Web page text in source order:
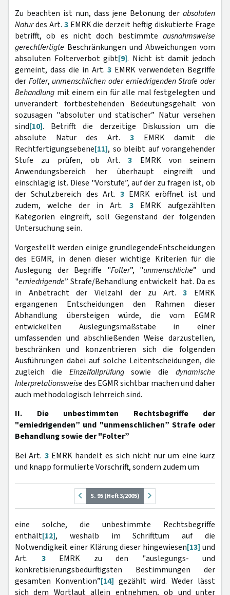
Zu beachten ist nun, dass jene Betonung der absoluten
Naturdes Art. 3EMRK die derzeit heftig diskutierte Frage
betrifft, ob es nicht doch bestimmte ausnahmsweise
gerechtfertigte Beschränkungen und Abweichungen vom
absoluten Folterverbot gibt[9]. Nicht ist damit jedoch
gemeint, dass die in Art.3 EMRK verwendeten Begriffe
der Folter,unmenschlichen oder erniedrigenden Strafe oder
Behandlung mit einem ein für alle mal festgelegten und
unverändert fortbestehenden Bedeutungsgehalt von
sozusagen "absoluter und statischer” Natur versehen
sind[10]. Betrifft die derzeitige Diskussion um die
absolute Natur des Art. 3EMRK damit die
Rechtfertigungsebene[11], so bleibt auf vorangehender
Stufe zu prüfen, ob Art.3 EMRK von seinem
Anwendungsbereich her überhaupt eingreift und
einschlägig ist. Diese "Vorstufe”, auf der zu fragen ist, ob
der Schutzbereich des Art. 3 EMRK eröffnet ist und
zudem, welche der in Art. 3 EMRK aufgezählten
Kategorien eingreift, soll Gegenstand der folgenden
Untersuchung sein.
Vorgestellt werden einige grundlegendeEntscheidungen
des EGMR, in denen dieser wichtige Kriterien für die
Auslegung der Begriffe "Folter”, "unmenschliche” und
"erniedrigende” Strafe/Behandlung entwickelt hat. Da es
in Anbetracht der Vielzahl der zu Art.3 EMRK
ergangenen Entscheidungen den Rahmen dieser
Abhandlung übersteigen würde, die vom EGMR
entwickelten Auslegungsmaßstäbe in einer
umfassenden und abschließenden Weise darzustellen,
beschränken und konzentrieren sich die folgenden
Ausführungen dabei auf solche Leitentscheidungen, die
zugleich die Einzelfallprüfungsowie diedynamische
Interpretationsweisedes EGMR sichtbar machen und daher
auch methodologisch lehrreich sind.
II. Die unbestimmten Rechtsbegriffe der
"erniedrigenden” und "unmenschlichen” Strafe oder
Behandlung sowie der "Folter”
Bei Art. 3EMRK handelt es sich nicht nur um eine kurz
und knapp formulierte Vorschrift, sondern zudem um
S. 95 (Heft 3/2005)
eine solche, die unbestimmte Rechtsbegriffe
enthält[12], weshalb im Schrifttum auf die
Notwendigkeit einer Klärung dieser hingewiesen[13] und
Art. 3EMRK zu den "auslegungs- und
konkretisierungsbedürftigsten Bestimmungen der
gesamten Konvention”[14] gezählt wird. Weder lässt
sich dem Wortlaut allein entnehmen, ob und unter